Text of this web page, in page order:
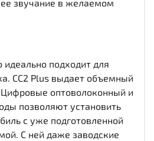
ее звучание в желаемом
идеально подходит для
CC2 Plus выдает объемный
оптоволоконный и
позволяют установить
с уже подготовленной
С ней даже заводские